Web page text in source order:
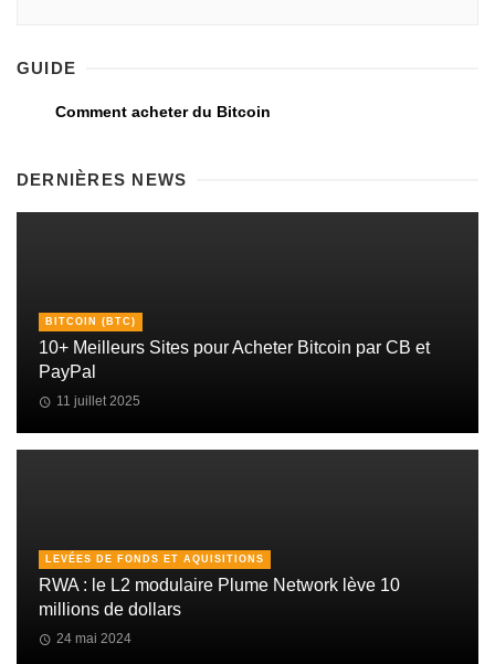
GUIDE
Comment acheter du Bitcoin
DERNIÈRES NEWS
BITCOIN (BTC)
10+ Meilleurs Sites pour Acheter Bitcoin par CB et
PayPal
11 juillet 2025
LEVÉES DE FONDS ET AQUISITIONS
RWA : le L2 modulaire Plume Network lève 10
millions de dollars
24 mai 2024